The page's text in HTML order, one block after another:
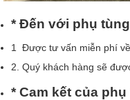
* Đến với phụ tù
1 Được tư vấn miễn phí về
2. Quý khách hàng sẽ
* Cam kết của phụ